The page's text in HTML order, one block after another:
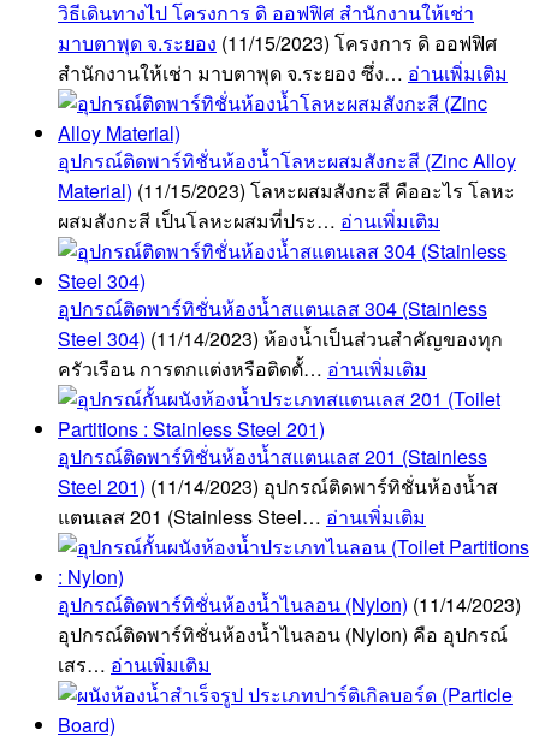
วิธีเดินทางไป โครงการ ดิ ออฟฟิศ สำนักงานให้เช่า
มาบตาพุด จ.ระยอง (11/15/2023) โครงการ ดิ ออฟฟิศ
สำนักงานให้เช่า มาบตาพุด จ.ระยอง ซึ่ง… อ่านเพิ่มเติม
อุปกรณ์ติดพาร์ทิชั่นห้องน้ำโลหะผสมสังกะสี (Zinc Alloy
Material) (11/15/2023) โลหะผสมสังกะสี คืออะไร โลหะ
ผสมสังกะสี เป็นโลหะผสมที่ประ… อ่านเพิ่มเติม
อุปกรณ์ติดพาร์ทิชั่นห้องน้ำสแตนเลส 304 (Stainless
Steel 304) (11/14/2023) ห้องน้ำเป็นส่วนสำคัญของทุก
ครัวเรือน การตกแต่งหรือติดตั้… อ่านเพิ่มเติม
อุปกรณ์ติดพาร์ทิชั่นห้องน้ำสแตนเลส 201 (Stainless
Steel 201) (11/14/2023) อุปกรณ์ติดพาร์ทิชั่นห้องน้ำส
แตนเลส 201 (Stainless Steel… อ่านเพิ่มเติม
อุปกรณ์ติดพาร์ทิชั่นห้องน้ำไนลอน (Nylon) (11/14/2023)
อุปกรณ์ติดพาร์ทิชั่นห้องน้ำไนลอน (Nylon) คือ อุปกรณ์
เสร… อ่านเพิ่มเติม